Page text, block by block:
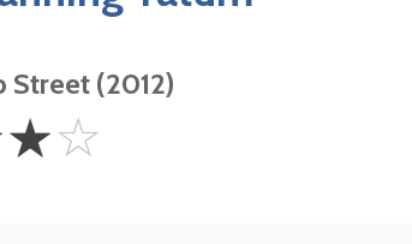
Street (2012)
☆☆